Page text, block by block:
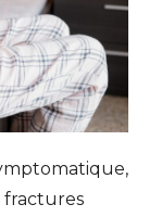
fractures